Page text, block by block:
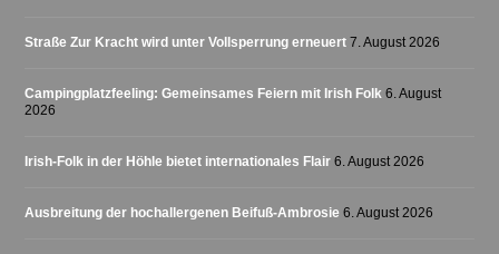
Straße Zur Kracht wird unter Vollsperrung erneuert 7. August 2026
Campingplatzfeeling: Gemeinsames Feiern mit Irish Folk 6. August
2026
Irish-Folk in der Höhle bietet internationales Flair 6. August 2026
Ausbreitung der hochallergenen Beifuß-Ambrosie 6. August 2026